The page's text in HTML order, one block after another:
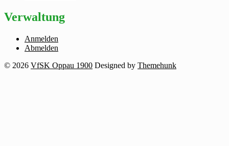
Verwaltung
Anmelden
Abmelden
© 2026 VfSK Oppau 1900 Designed by Themehunk